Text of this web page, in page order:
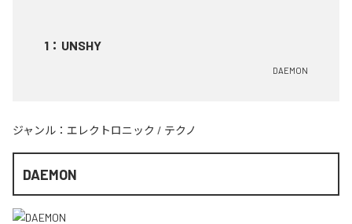
1 ： UNSHY
DAEMON
ジャンル： エレクトロニック / テクノ
DAEMON